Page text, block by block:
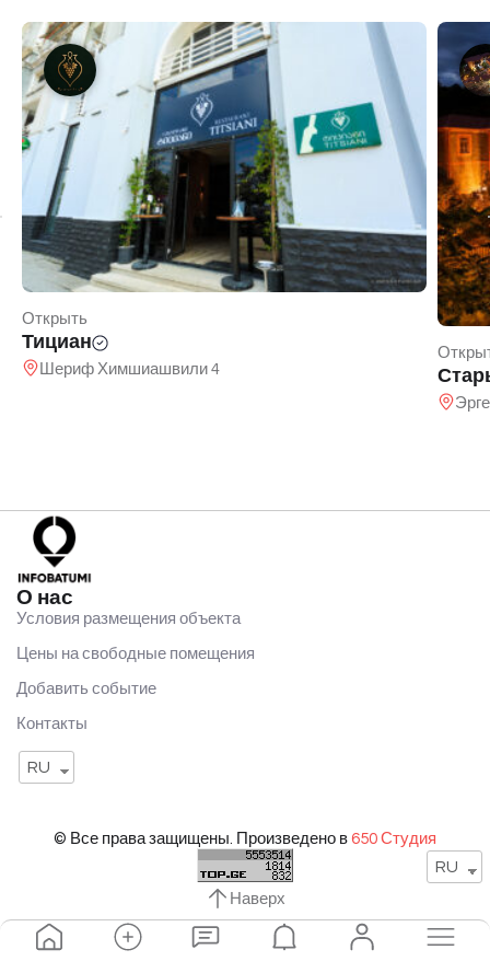
RU
Открыть
Тициан
Шериф Химшиашвили 4
О нас
Условия размещения объекта
Цены на свободные помещения
Добавить событие
Контакты
RU
© Все права защищены. Произведено в 650 Студия
Наверх